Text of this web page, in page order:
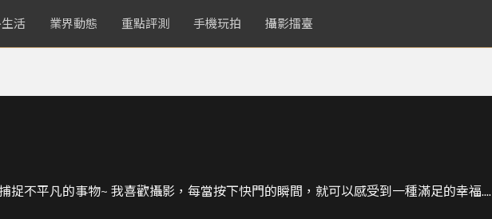
活 業界動態 重點評測 手機玩拍 攝影擂臺
捉不平凡的事物~ 我喜歡攝影，每當按下快門的瞬間，就可以感受到一種滿足的幸福....